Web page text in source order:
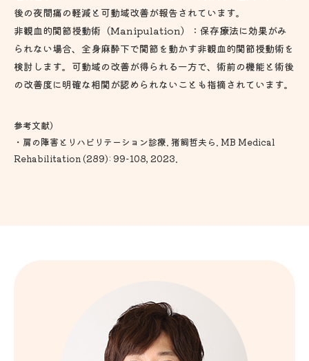
後の夜間痛の軽減と可動域改善が報告されています。
非観血的関節授動術（Manipulation）：保存療法に効果がみ
られない場合、全身麻酔下で関節を動かす非観血的関節授動術を
検討します。可動域の改善が得られる一方で、術前の機能と術後
の改善度に明確な相関が認められないことも指摘されています。
参考文献）
・肩の障害とリハビリテーション診療. 猪飼哲夫ら. MB Medical
Rehabilitation (289): 99-108, 2023.